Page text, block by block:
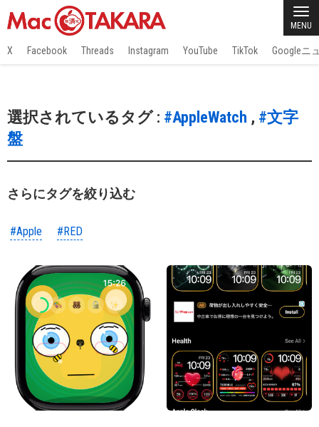
MENU
X Facebook Threads Instagram YouTube TikTok Googleニ
選択されているタグ : #AppleWatch , #文字
盤
さらにタグを絞り込む
#Apple #RED